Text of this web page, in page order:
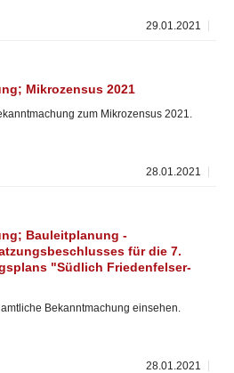
29.01.2021
Mikrozensus 2021
zum Mikrozensus 2021.
28.01.2021
Bauleitplanung -
für die 7.
"Südlich Friedenfelser-
Bekanntmachung einsehen.
28.01.2021